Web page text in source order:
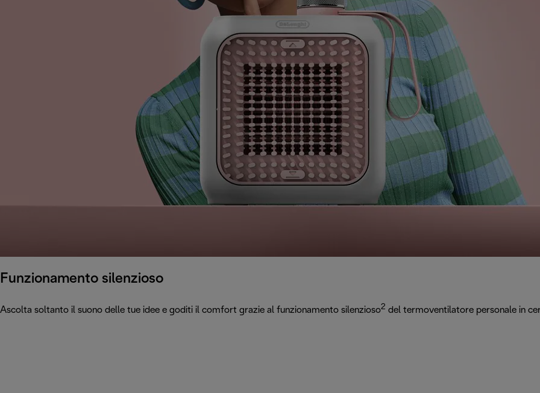
Funzionamento silenzioso
Ascolta soltanto il suono delle tue idee e goditi il comfort grazie al funzionamento silenzioso2 del termoventilatore personale in